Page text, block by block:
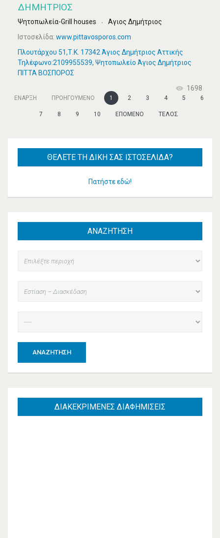
ΔΗΜΉΤΡΙΟΣ
Ψητοπωλεία-Grill houses
Αγιος Δημήτριος
Ιστοσελίδα: www.pittavosporos.com
Πλουτάρχου 51,Τ.Κ. 17342 Άγιος Δημήτριος Αττικής
Τηλέφωνο:2109955539, Ψητοπωλείο Άγιος Δημήτριος
ΠΙΤΤΑ ΒΟΣΠΟΡΟΣ
1698
ΈΝΑΡΞΗ ΠΡΟΗΓΟΎΜΕΝΟ 1 2 3 4 5 6
7 8 9 10 ΕΠΌΜΕΝΟ ΤΈΛΟΣ
ΘΈΛΕΤΕ ΤΗ ΔΙΚΉ ΣΑΣ ΙΣΤΟΣΕΛΊΔΑ?
Πατήστε εδώ!
ΑΝΑΖΗΤΗΣΗ
ΑΝΑΖΉΤΗΣΗ
ΔΙΑΚΕΚΡΙΜΕΝΕΣ ΔΙΑΦΗΜΙΣΕΙΣ